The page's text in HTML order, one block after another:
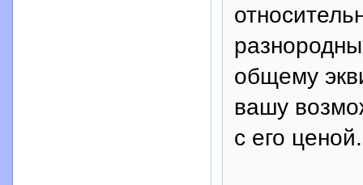
общему
вашу
с его ценой.